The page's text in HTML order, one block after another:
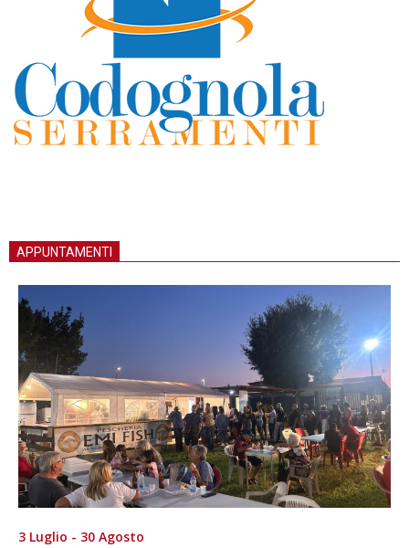
APPUNTAMENTI
3 Luglio - 30 Agosto